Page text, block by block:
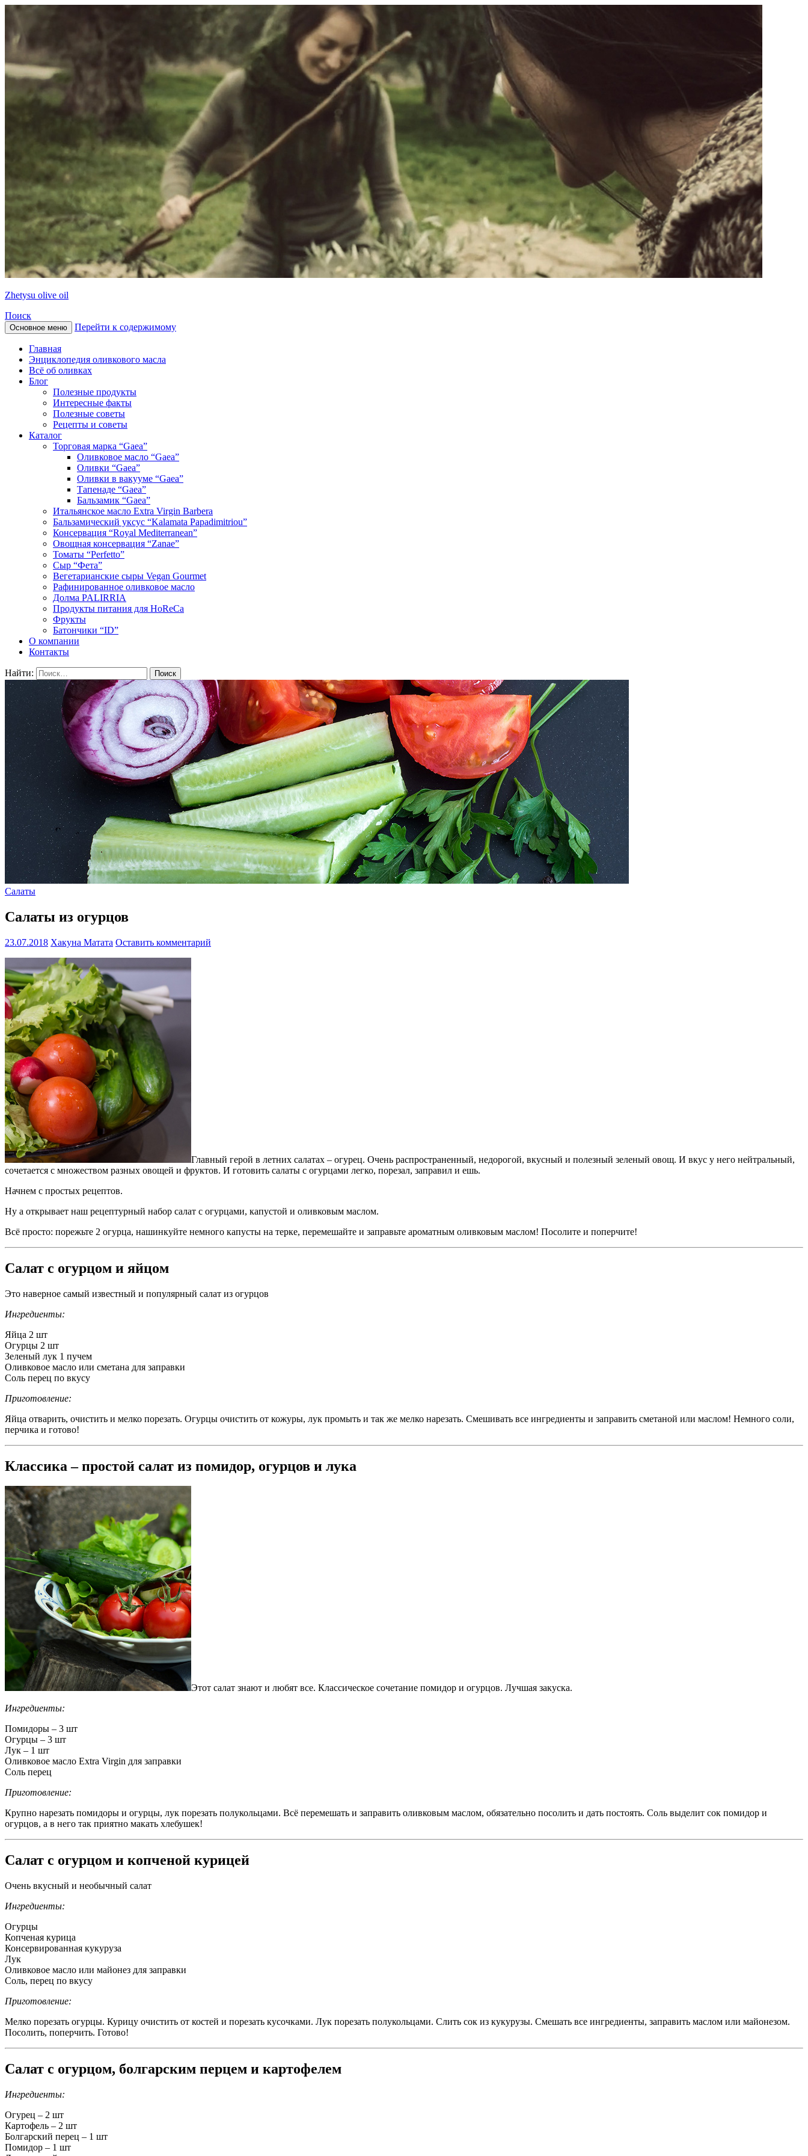
Zhetysu olive oil
Поиск
Основное меню Перейти к содержимому
Главная
Энциклопедия оливкового масла
Всё об оливках
Блог
Полезные продукты
Интересные факты
Полезные советы
Рецепты и советы
Каталог
Торговая марка “Gaea”
Оливковое масло “Gaea”
Оливки “Gaea”
Оливки в вакууме “Gaea”
Тапенаде “Gaea”
Бальзамик “Gaea”
Итальянское масло Extra Virgin Barbera
Бальзамический уксус “Kalamata Papadimitriou”
Консервация “Royal Mediterranean”
Овощная консервация “Zanae”
Томаты “Perfetto”
Сыр “Фета”
Вегетарианские сыры Vegan Gourmet
Рафинированное оливковое масло
Долма PALIRRIA
Продукты питания для HoReCa
Фрукты
Батончики “ID”
О компании
Контакты
Найти:
Салаты
Cалаты из огурцов
23.07.2018 Хакуна Матата Оставить комментарий
Главный герой в летних салатах – огурец. Очень распространенный, недорогой, вкусный и полезный зеленый овощ. И вкус у него нейтральный,
сочетается с множеством разных овощей и фруктов. И готовить салаты с огурцами легко, порезал, заправил и ешь.
Начнем с простых рецептов.
Ну а открывает наш рецептурный набор салат с огурцами, капустой и оливковым маслом.
Всё просто: порежьте 2 огурца, нашинкуйте немного капусты на терке, перемешайте и заправьте ароматным оливковым маслом! Посолите и поперчите!
Салат с огурцом и яйцом
Это наверное самый известный и популярный салат из огурцов
Ингредиенты:
Яйца 2 шт
Огурцы 2 шт
Зеленый лук 1 пучем
Оливковое масло или сметана для заправки
Соль перец по вкусу
Приготовление:
Яйца отварить, очистить и мелко порезать. Огурцы очистить от кожуры, лук промыть и так же мелко нарезать. Смешивать все ингредиенты и заправить сметаной или маслом! Немного соли,
перчика и готово!
Классика – простой салат из помидор, огурцов и лука
Этот салат знают и любят все. Классическое сочетание помидор и огурцов. Лучшая закуска.
Ингредиенты:
Помидоры – 3 шт
Огурцы – 3 шт
Лук – 1 шт
Оливковое масло Extra Virgin для заправки
Соль перец
Приготовление:
Крупно нарезать помидоры и огурцы, лук порезать полукольцами. Всё перемешать и заправить оливковым маслом, обязательно посолить и дать постоять. Соль выделит сок помидор и
огурцов, а в него так приятно макать хлебушек!
Салат с огурцом и копченой курицей
Очень вкусный и необычный салат
Ингредиенты:
Огурцы
Копченая курица
Консервированная кукуруза
Лук
Оливковое масло или майонез для заправки
Соль, перец по вкусу
Приготовление:
Мелко порезать огурцы. Курицу очистить от костей и порезать кусочками. Лук порезать полукольцами. Слить сок из кукурузы. Смешать все ингредиенты, заправить маслом или майонезом.
Посолить, поперчить. Готово!
Салат с огурцом, болгарским перцем и картофелем
Ингредиенты:
Огурец – 2 шт
Картофель – 2 шт
Болгарский перец – 1 шт
Помидор – 1 шт